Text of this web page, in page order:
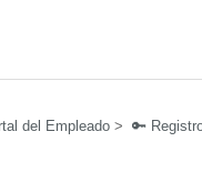
del Empleado 🔑